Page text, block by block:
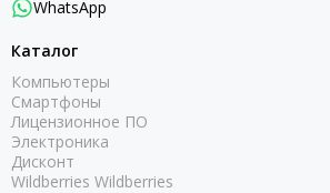
WhatsApp
Каталог
Компьютеры
Смартфоны
Лицензионное ПО
Электроника
Дисконт
Wildberries Wildberries